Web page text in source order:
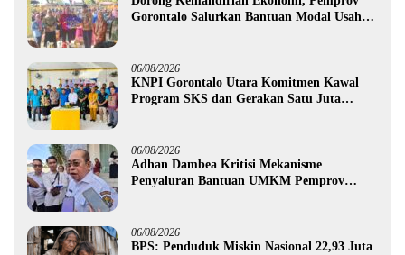
Gorontalo Salurkan Bantuan Modal Usaha
06/08/2026
KNPI Gorontalo Utara Komitmen Kawal
Program SKS dan Gerakan Satu Juta
06/08/2026
Adhan Dambea Kritisi Mekanisme
Penyaluran Bantuan UMKM Pemprov
06/08/2026
BPS: Penduduk Miskin Nasional 22,93 Juta